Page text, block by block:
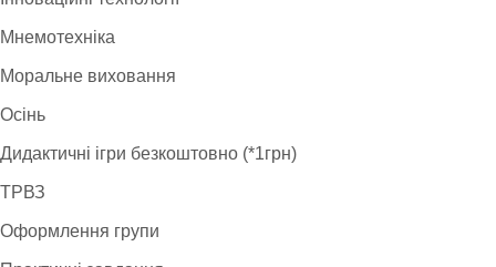
Мнемотехніка
Моральне виховання
Осінь
Дидактичні ігри безкоштовно (*1грн)
ТРВЗ
Оформлення групи